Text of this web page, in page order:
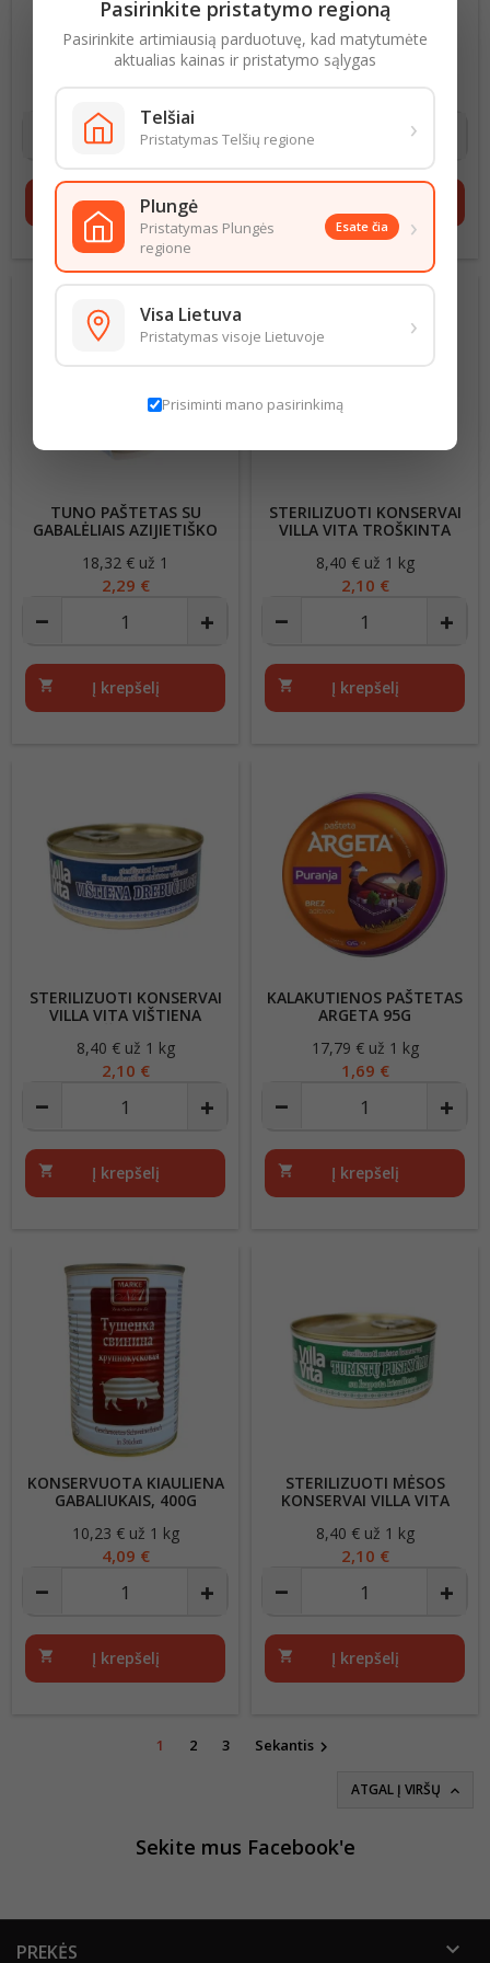
VIŠTIENOS KONSERVAI
525G
Į krepšelį
KIAULIENOS KONSERVAI
ČESNAKINIAI , 300G
13,30 € už 1 kg
TUNO PAŠTETAS SU
GABALĖLIAIS AZIJIETIŠKO
Kaina
18,32 € už 1
2,29 €
shopping_cart Į krepšelį
STERILIZUOTI KONSERVAI
VILLA VITA TROŠKINTA
MĖSA 250G
Kaina
8,40 € už 1 kg
2,10 €
shopping_cart Į krepšelį
STERILIZUOTI KONSERVAI
VILLA VITA VIŠTIENA
Kaina
8,40 € už 1 kg
2,10 €
shopping_cart Į krepšelį
KALAKUTIENOS PAŠTETAS
ARGETA 95G
Kaina
17,79 € už 1 kg
1,69 €
shopping_cart Į krepšelį
KONSERVUOTA KIAULIENA
GABALIUKAIS, 400G
Kaina
10,23 € už 1 kg
4,09 €
shopping_cart Į krepšelį
STERILIZUOTI MĖSOS
KONSERVAI VILLA VITA
KAPOTA KIAULIENA 250G
Kaina
8,40 € už 1 kg
2,10 €
shopping_cart Į krepšelį
1 2 3 Sekantis 
ATGAL Į VIRŠŲ 
Sekite mus Facebook'e
PREKĖS 
Pasirinkite pristatymo regioną
Pasirinkite artimiausią parduotuvę, kad matytumėte
aktualias kainas ir pristatymo sąlygas
Telšiai
Pristatymas Telšių regione ›
Plungė
Pristatymas Plungės
regione
Esate čia ›
Visa Lietuva
Pristatymas visoje Lietuvoje ›
Prisiminti mano pasirinkimą